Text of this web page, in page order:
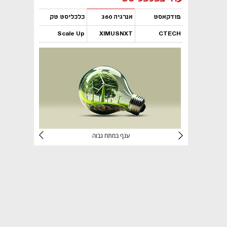
פודקאסט אנרגיה 360 כלכליסט טק
CTECH
XIMUSNXT
Scale Up
נפתח בכרטיסייה חדשה
ענף במתח גבוה
נפתח בכרטיסייה חדשה